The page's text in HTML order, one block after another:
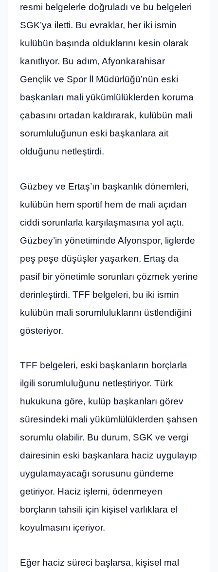
resmi belgelerle doğruladı ve bu belgeleri
SGK’ya iletti. Bu evraklar, her iki ismin
kulübün başında olduklarını kesin olarak
kanıtlıyor. Bu adım, Afyonkarahisar
Gençlik ve Spor İl Müdürlüğü’nün eski
başkanları mali yükümlülüklerden koruma
çabasını ortadan kaldırarak, kulübün mali
sorumluluğunun eski başkanlara ait
olduğunu netleştirdi.
Güzbey ve Ertaş’ın başkanlık dönemleri,
kulübün hem sportif hem de mali açıdan
ciddi sorunlarla karşılaşmasına yol açtı.
Güzbey’in yönetiminde Afyonspor, liglerde
peş peşe düşüşler yaşarken, Ertaş da
pasif bir yönetimle sorunları çözmek yerine
derinleştirdi. TFF belgeleri, bu iki ismin
kulübün mali sorumluluklarını üstlendiğini
gösteriyor.
TFF belgeleri, eski başkanların borçlarla
ilgili sorumluluğunu netleştiriyor. Türk
hukukuna göre, kulüp başkanları görev
süresindeki mali yükümlülüklerden şahsen
sorumlu olabilir. Bu durum, SGK ve vergi
dairesinin eski başkanlara haciz uygulayıp
uygulamayacağı sorusunu gündeme
getiriyor. Haciz işlemi, ödenmeyen
borçların tahsili için kişisel varlıklara el
koyulmasını içeriyor.
Eğer haciz süreci başlarsa, kişisel mal